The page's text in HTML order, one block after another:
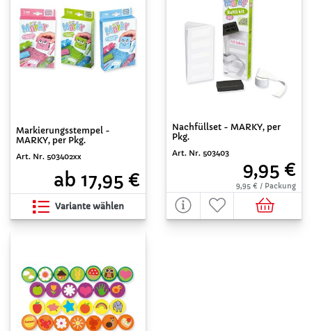
Markierungsstempel -
MARKY, per Pkg.
Art. Nr. 503402xx
ab 17,95 €
Variante wählen
Nachfüllset - MARKY, per
Pkg.
Art. Nr. 503403
9,95 €
9,95 € / Packung